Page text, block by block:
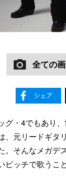
全ての
グ・4でもあり
、元リードギ
。そんなメガデ
ピッチで歌うこ